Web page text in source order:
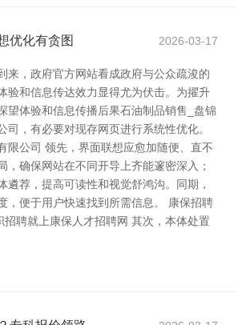
优化有贪图 2026-03-17
来，政府官方网站看成政府与公众疏浚的
验和信息传达效力显得尤为伏击。为擢升
望体验和信息传播后果石油制品销售_盘锦
司，有必要对现存网页进行系统性优化。
限公司 领先，界面联想应愈加随便、直不
，确保网站在不同开导上齐能邃密深入；
遴荐，提高可读性和视觉舒鸿沟。同期，
，便于用户快速找到所需信息。 康保招聘
招聘就上康保人才招聘网 其次，本体处置